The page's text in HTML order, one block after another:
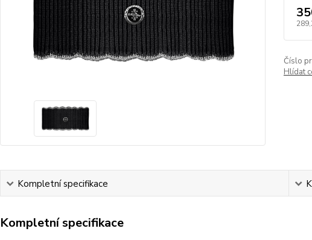
Číslo
Hlídat
Kompletní specifikace
Kompletní specifikace